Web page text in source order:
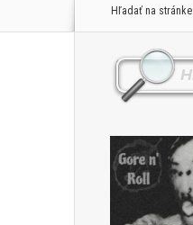
Hľadať na stránke